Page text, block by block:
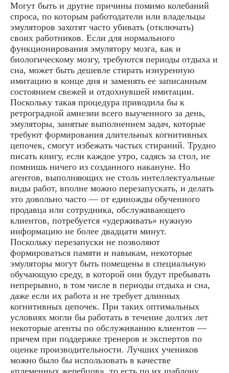
Могут быть и другие причины помимо колебаний
спроса, по которым работодатели или владельцы
эмуляторов захотят часто убивать (отключать)
своих работников. Если для нормального
функционирования эмулятору мозга, как и
биологическому мозгу, требуются периоды отдыха и
сна, может быть дешевле стирать изнуренную
имитацию в конце дня и заменять ее записанным
состоянием свежей и отдохнувшей имитации.
Поскольку такая процедура приводила бы к
ретроградной амнезии всего выученного за день,
эмуляторы, занятые выполнением задач, которые
требуют формирования длительных когнитивных
цепочек, смогут избежать частых стираний. Трудно
писать книгу, если каждое утро, садясь за стол, не
помнишь ничего из созданного накануне. Но
агентов, выполняющих не столь интеллектуальные
виды работ, вполне можно перезапускать, и делать
это довольно часто — от единожды обученного
продавца или сотрудника, обслуживающего
клиентов, потребуется «удерживать» нужную
информацию не более двадцати минут.
Поскольку перезапуски не позволяют
формироваться памяти и навыкам, некоторые
эмуляторы могут быть помещены в специальную
обучающую среду, в которой они будут пребывать
непрерывно, в том числе в периоды отдыха и сна,
даже если их работа и не требует длинных
когнитивных цепочек. При таких оптимальных
условиях могли бы работать в течение долгих лет
некоторые агенты по обслуживанию клиентов —
причем при поддержке тренеров и экспертов по
оценке производительности. Лучших учеников
можно было бы использовать в качестве